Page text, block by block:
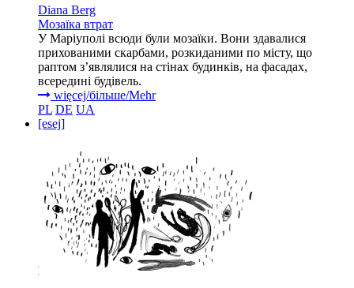
Diana Berg
Мозаїка втрат
У Маріуполі всюди були мозаїки. Вони здавалися
прихованими скарбами, розкиданими по місту, що
раптом з’являлися на стінах будинків, на фасадах,
всередині будівель.
więcej/більше/Mehr
PL DE UA
[esej]